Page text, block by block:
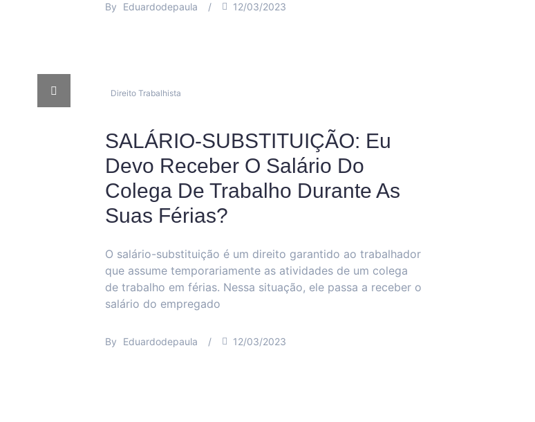
By Eduardodepaula / 12/03/2023
Direito Trabalhista
SALÁRIO-SUBSTITUIÇÃO: Eu
Devo Receber O Salário Do
Colega De Trabalho Durante As
Suas Férias?
O salário-substituição é um direito garantido ao trabalhador
que assume temporariamente as atividades de um colega
de trabalho em férias. Nessa situação, ele passa a receber o
salário do empregado
By Eduardodepaula / 12/03/2023